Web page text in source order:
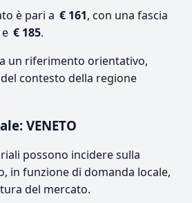
è pari a € 161, con una fascia
e € 185.
un riferimento orientativo,
contesto della regione
VENETO
possono incidere sulla
in funzione di domanda locale,
del mercato.